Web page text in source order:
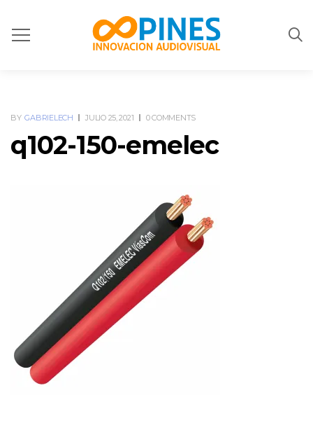
BY GABRIELECH JULIO 25, 2021 0 COMMENTS
q102-150-emelec